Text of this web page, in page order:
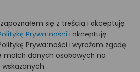
się z treścią i akceptuję
Prywatności i akceptuję
Prywatności i wyrażam zgodę
moich danych osobowych na